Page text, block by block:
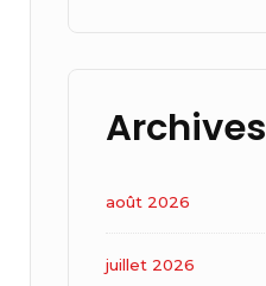
Archives
août 2026
juillet 2026